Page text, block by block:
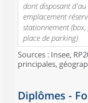
dont disposant
emplacement
stationnement
place de parking)
Sources : Insee,
principales,
Diplômes -